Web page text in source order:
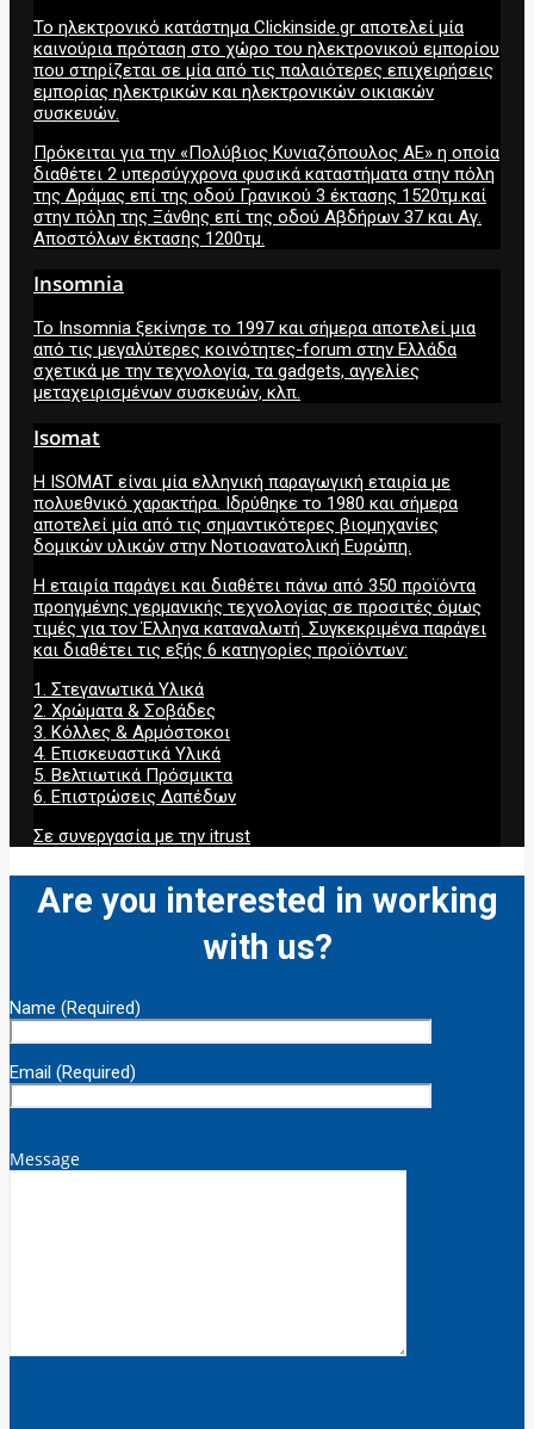
Το ηλεκτρονικό κατάστημα Clickinside.gr αποτελεί μία
καινούρια πρόταση στο χώρο του ηλεκτρονικού εμπορίου
που στηρίζεται σε μία από τις παλαιότερες επιχειρήσεις
εμπορίας ηλεκτρικών και ηλεκτρονικών οικιακών
συσκευών.
Πρόκειται για την «Πολύβιος Κυνιαζόπουλος ΑΕ» η οποία
διαθέτει 2 υπερσύγχρονα φυσικά καταστήματα στην πόλη
της Δράμας επί της οδού Γρανικού 3 έκτασης 1520τμ.καί
στην πόλη της Ξάνθης επί της οδού Αβδήρων 37 και Αγ.
Αποστόλων έκτασης 1200τμ.
Insomnia
Το Insomnia ξεκίνησε το 1997 και σήμερα αποτελεί μια
από τις μεγαλύτερες κοινότητες-forum στην Ελλάδα
σχετικά με την τεχνολογία, τα gadgets, αγγελίες
μεταχειρισμένων συσκευών, κλπ.
Isomat
Η ISOMAT είναι μία ελληνική παραγωγική εταιρία με
πολυεθνικό χαρακτήρα. Ιδρύθηκε το 1980 και σήμερα
αποτελεί μία από τις σημαντικότερες βιομηχανίες
δομικών υλικών στην Νοτιοανατολική Ευρώπη.
Η εταιρία παράγει και διαθέτει πάνω από 350 προϊόντα
προηγμένης γερμανικής τεχνολογίας σε προσιτές όμως
τιμές για τον Έλληνα καταναλωτή. Συγκεκριμένα παράγει
και διαθέτει τις εξής 6 κατηγορίες προϊόντων:
1. Στεγανωτικά Υλικά
2. Χρώματα & Σοβάδες
3. Κόλλες & Αρμόστοκοι
4. Επισκευαστικά Υλικά
5. Βελτιωτικά Πρόσμικτα
6. Επιστρώσεις Δαπέδων
Σε συνεργασία με την itrust
Are you interested in working
with us?
Name (Required)
Email (Required)
Message